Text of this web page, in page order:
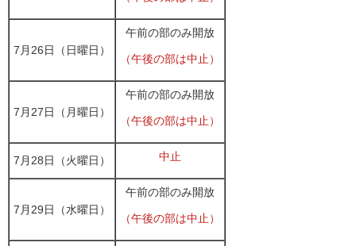
7月26日（日曜日）
午前の部のみ開放
（午後の部は中止）
7月27日（月曜日）
午前の部のみ開放
（午後の部は中止）
7月28日（火曜日） 中止
7月29日（水曜日）
午前の部のみ開放
（午後の部は中止）